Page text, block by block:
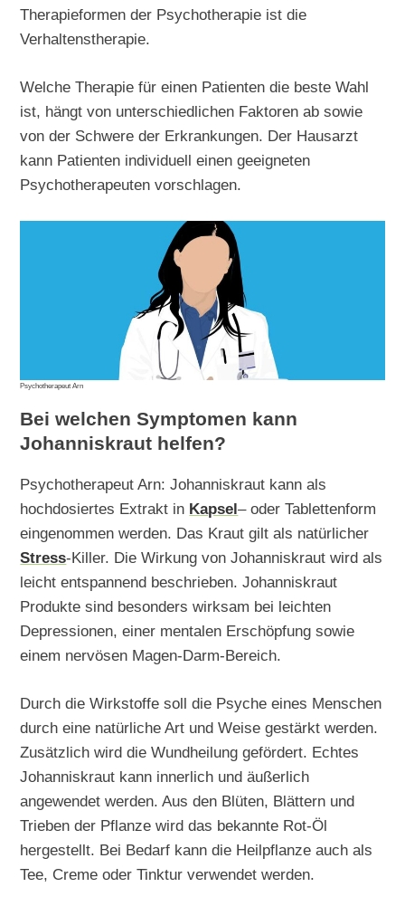
Therapieformen der Psychotherapie ist die
Verhaltenstherapie.
Welche Therapie für einen Patienten die beste Wahl
ist, hängt von unterschiedlichen Faktoren ab sowie
von der Schwere der Erkrankungen. Der Hausarzt
kann Patienten individuell einen geeigneten
Psychotherapeuten vorschlagen.
Psychotherapeut Arn
Bei welchen Symptomen kann
Johanniskraut helfen?
Psychotherapeut Arn: Johanniskraut kann als
hochdosiertes Extrakt in Kapsel– oder Tablettenform
eingenommen werden. Das Kraut gilt als natürlicher
Stress-Killer. Die Wirkung von Johanniskraut wird als
leicht entspannend beschrieben. Johanniskraut
Produkte sind besonders wirksam bei leichten
Depressionen, einer mentalen Erschöpfung sowie
einem nervösen Magen-Darm-Bereich.
Durch die Wirkstoffe soll die Psyche eines Menschen
durch eine natürliche Art und Weise gestärkt werden.
Zusätzlich wird die Wundheilung gefördert. Echtes
Johanniskraut kann innerlich und äußerlich
angewendet werden. Aus den Blüten, Blättern und
Trieben der Pflanze wird das bekannte Rot-Öl
hergestellt. Bei Bedarf kann die Heilpflanze auch als
Tee, Creme oder Tinktur verwendet werden.